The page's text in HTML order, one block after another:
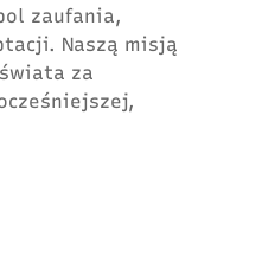
zaufania,
Naszą misją
za